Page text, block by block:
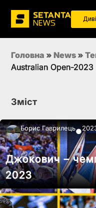
Головна » News »
Australian Open-2023
Зміст
Борис Гаврилець●
Джокович –
2023